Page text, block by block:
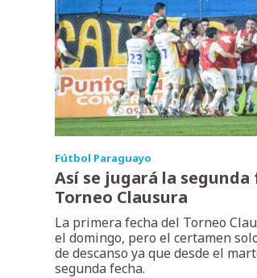
Fútbol Paraguayo
Así se jugará la segunda
Torneo Clausura
La primera fecha del Torneo
el domingo, pero el certamen
de descanso ya que desde el
segunda fecha.